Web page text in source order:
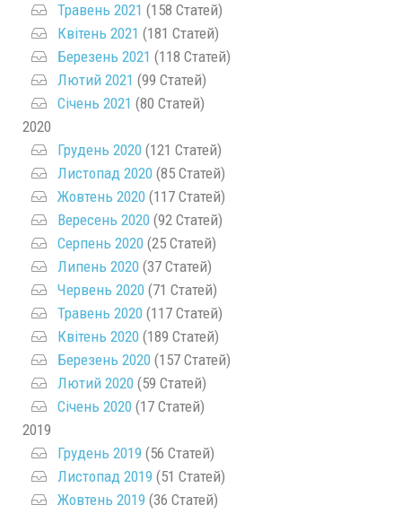
Травень 2021 (158 Статей)
Квітень 2021 (181 Статей)
Березень 2021 (118 Статей)
Лютий 2021 (99 Статей)
Січень 2021 (80 Статей)
2020
Грудень 2020 (121 Статей)
Листопад 2020 (85 Статей)
Жовтень 2020 (117 Статей)
Вересень 2020 (92 Статей)
Серпень 2020 (25 Статей)
Липень 2020 (37 Статей)
Червень 2020 (71 Статей)
Травень 2020 (117 Статей)
Квітень 2020 (189 Статей)
Березень 2020 (157 Статей)
Лютий 2020 (59 Статей)
Січень 2020 (17 Статей)
2019
Грудень 2019 (56 Статей)
Листопад 2019 (51 Статей)
Жовтень 2019 (36 Статей)